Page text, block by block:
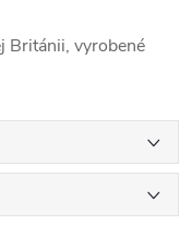
Británii, vyrobené